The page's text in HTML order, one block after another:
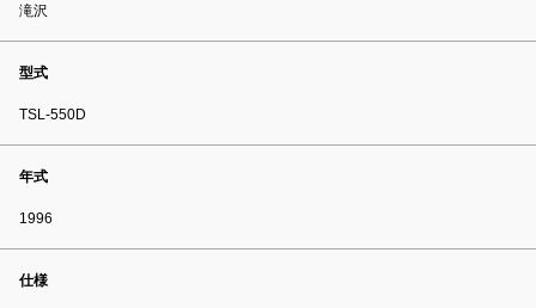
滝沢
型式
TSL-550D
年式
1996
仕様